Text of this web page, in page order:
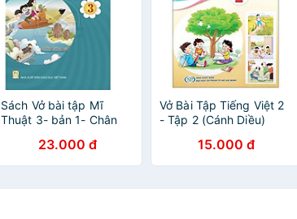
Sách Vở bài tập Mĩ
Thuật 3- bản 1- Chân
Nilon bọc Sách)
23.000 đ
Vở Bài Tập Tiếng Việt 2
- Tập 2 (Cánh Diều)
15.000 đ